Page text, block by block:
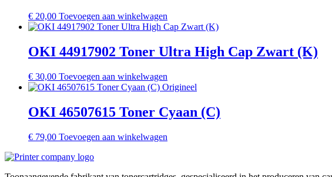
€ 20,00 Toevoegen aan winkelwagen
OKI 44917902 Toner Ultra High Cap Zwart (K)
€ 30,00 Toevoegen aan winkelwagen
OKI 46507615 Toner Cyaan (C)
€ 79,00 Toevoegen aan winkelwagen